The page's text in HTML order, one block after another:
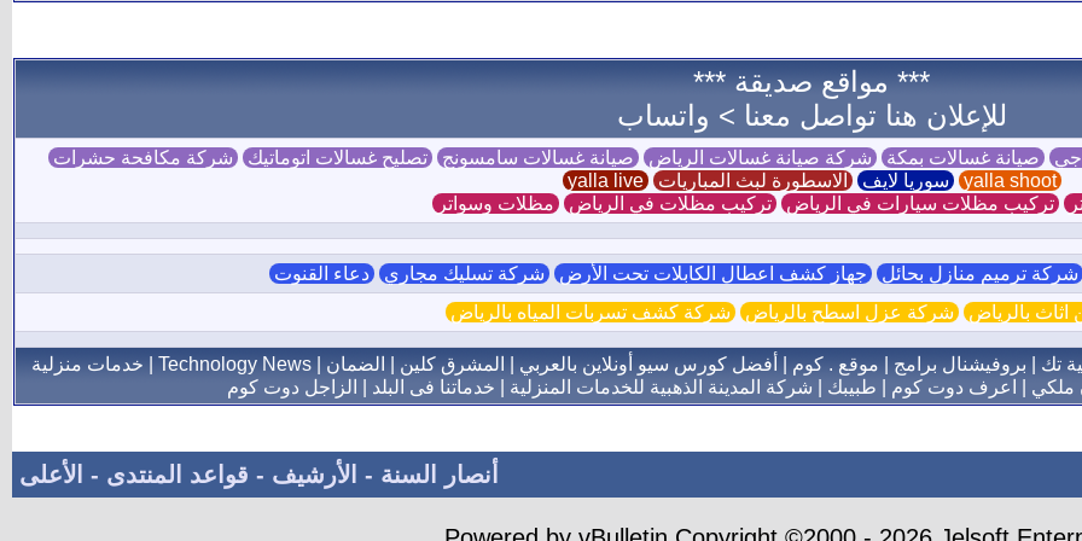
*** مواقع صديقة ***
للإعلان هنا تواصل معنا > واتساب
جي صيانة غسالات بمكة شركة صيانة غسالات الرياض صيانة غسالات سامسونج تصليح غسالات اتوماتيك شركة مكافحة حشرات
yalla shoot
سوريا لايف الاسطورة لبث المباريات yalla live
تركيب مظلات سيارات في الرياض تركيب مظلات في الرياض مظلات وسواتر
شركة ترميم منازل بحائل جهاز كشف اعطال الكابلات تحت الأرض شركة تسليك مجاري دعاء القنوت
بالرياض شركة عزل اسطح بالرياض شركة كشف تسربات المياه بالرياض
تك بروفيشنال برامج موقع . كوم أفضل كورس سيو أونلاين بالعربي المشرق كلين الضمان Technology News
خدمات منزلية
ملكي اعرف دوت كوم طبيبك شركة المدينة الذهبية للخدمات المنزلية خدماتنا فى البلد الزاجل دوت كوم
أنصار السنة - الأرشيف - قواعد المنتدى - الأعلى